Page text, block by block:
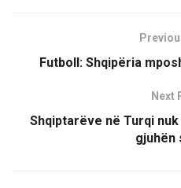
Futboll: Shqipëria
Next
Shqiptarëve në Turqi
gjuhën